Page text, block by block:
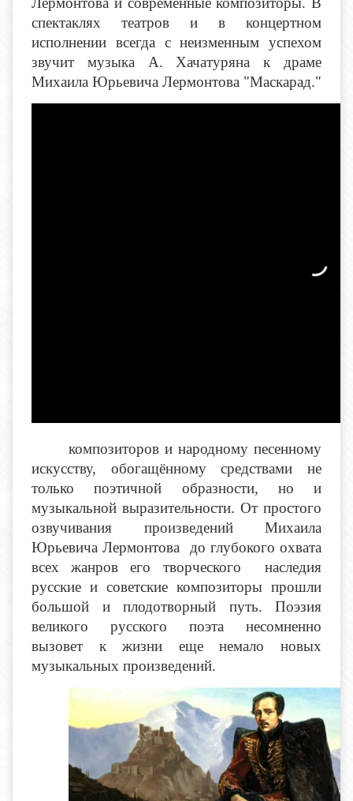
спектаклях театров и в концертном
исполнении всегда с неизменным успехом
звучит музыка А. Хачатуряна к драме
Михаила Юрьевича Лермонтова "Маскарад."
композиторов и народному песенному
искусству, обогащённому средствами не
только поэтичной образности, но и
музыкальной выразительности. От простого
озвучивания произведений Михаила
Юрьевича Лермонтова до глубокого охвата
всех жанров его творческого наследия
русские и советские композиторы прошли
большой и плодотворный путь. Поэзия
великого русского поэта несомненно
вызовет к жизни еще немало новых
музыкальных произведений.